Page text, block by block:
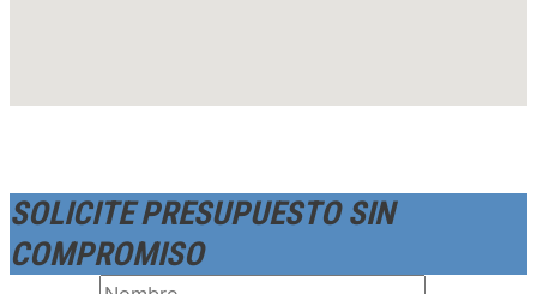
SOLICITE PRESUPUESTO SIN
COMPROMISO